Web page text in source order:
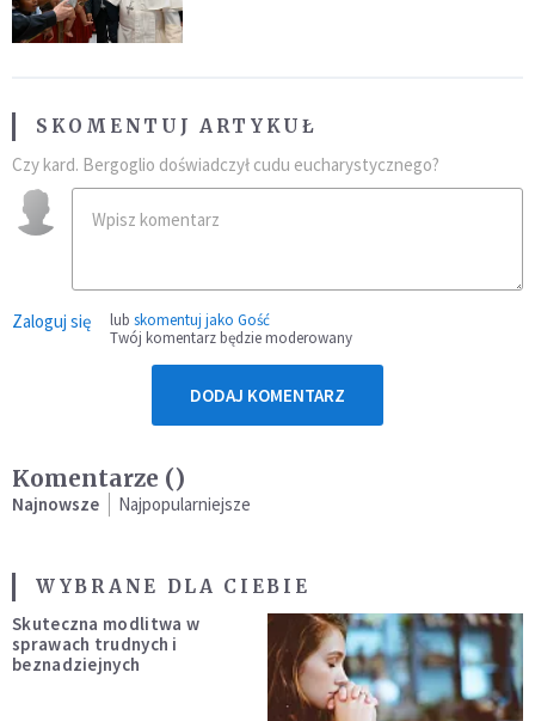
SKOMENTUJ ARTYKUŁ
Czy kard. Bergoglio doświadczył cudu eucharystycznego?
Zaloguj się lub skomentuj jako Gość
Twój komentarz będzie moderowany
DODAJ KOMENTARZ
Komentarze ()
Najnowsze Najpopularniejsze
WYBRANE DLA CIEBIE
Skuteczna modlitwa w
sprawach trudnych i
beznadziejnych